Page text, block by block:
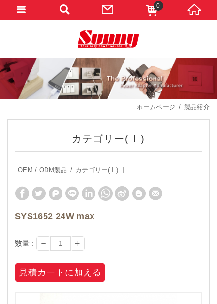
ホームページ 製品紹介
カテゴリー( I )
OEM / ODM製品 カテゴリー( I )
SYS1652 24W max
数量 : － ＋
見積カートに加える
0